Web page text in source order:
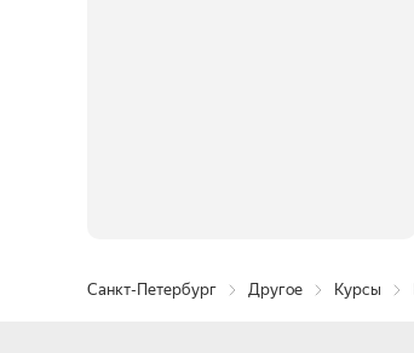
Санкт-Петербург Другое Курсы